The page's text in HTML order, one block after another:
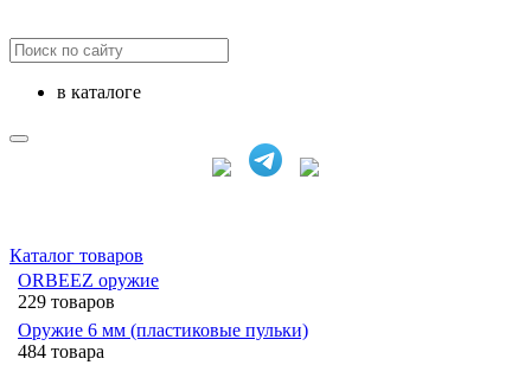
в каталоге
Каталог товаров
ORBEEZ оружие
229 товаров
Оружие 6 мм (пластиковые пульки)
484 товара